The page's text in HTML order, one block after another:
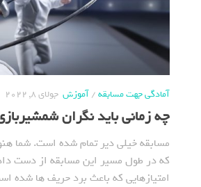
آمادگی جهت مسابقه/آموزش جولای 8, 2022
چه زمانی باید نگران
مسابقه خیلی دیر تمام شده است. شما
که در طول مسیر این مسابقه از دست داده
امتیازهایی که باعث برد حریف ها شده